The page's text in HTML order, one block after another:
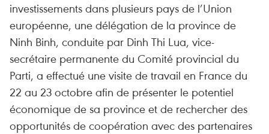
investissements dans plusieurs pays de l’Union
européenne, une délégation de la province de
Ninh Binh, conduite par Dinh Thi Lua, vice-
secrétaire permanente du Comité provincial du
Parti, a effectué une visite de travail en France du
22 au 23 octobre afin de présenter le potentiel
économique de sa province et de rechercher des
opportunités de coopération avec des partenaires